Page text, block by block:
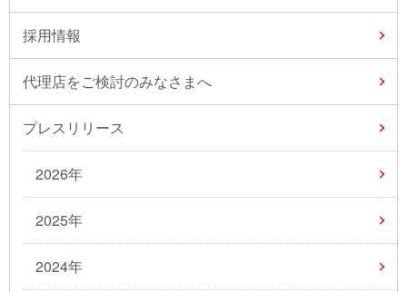
採用情報
代理店をご検討のみなさまへ
プレスリリース
2026年
2025年
2024年